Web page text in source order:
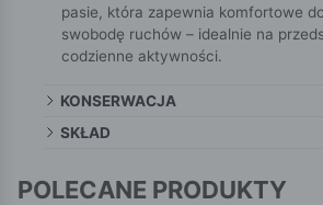
pasie, która zapewnia komfortowe
swobodę ruchów – idealnie na
codzienne aktywności.
KONSERWACJA
SKŁAD
POLECANE PRODUKTY